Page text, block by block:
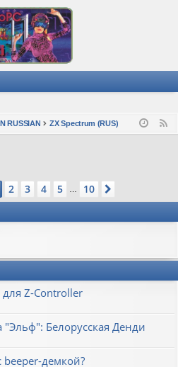
RUSSIAN ZX Spectrum (RUS)
1of10
2 3 4 5 10
Z-Controller
"Эльф": Белорусская Денди
beeper-демкой?